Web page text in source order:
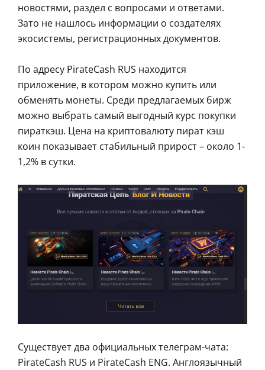
новостями, раздел с вопросами и ответами.
Зато не нашлось информации о создателях
экосистемы, регистрационных документов.
По адресу PirateCash RUS находится
приложение, в котором можно купить или
обменять монеты. Среди предлагаемых бирж
можно выбрать самый выгодный курс покупки
пираткэш. Цена на криптовалюту пират кэш
коин показывает стабильный прирост – около 1-
1,2% в сутки.
Существует два официальных телеграм-чата:
PirateCash RUS и PirateCash ENG. Англоязычный